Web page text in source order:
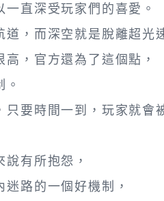
直深受玩家們的喜愛。
，而深空就是脫離超光
，官方還為了這個點，
要時間一到，玩家就會
有所抱怨，
路的一個好機制，